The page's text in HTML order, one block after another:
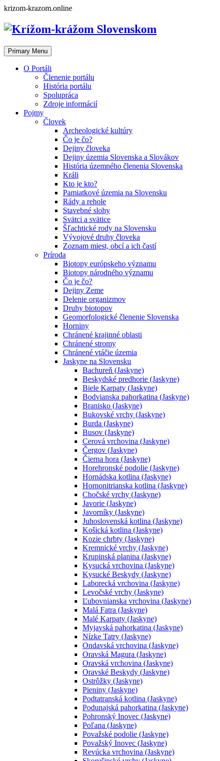
Skip
content
krizom-krazom.online
Primary Menu
O Portáli
Členenie portálu
História portálu
Spolupráca
Zdroje informácií
Pojmy
Človek
Archeologické kultúry
Čo je čo?
Dejiny človeka
Dejiny územia Slovenska a Slovákov
História územného členenia Slovenska
Králi
Kto je kto?
Pamiatkové územia na Slovensku
Rády a rehole
Stavebné slohy
Svätci a svätice
Šľachtické rody na Slovensku
Vývojové druhy človeka
Zoznam miest, obcí a ich častí
Príroda
Biotopy európskeho významu
Biotopy národného významu
Čo je čo?
Dejiny Zeme
Delenie organizmov
Druhy biotopov
Geomorfologické členenie Slovenska
Horniny
Chránené krajinné oblasti
Chránené stromy
Chránené vtáčie územia
Jaskyne na Slovensku
Bachureň (Jaskyne)
Beskydské predhorie (Jaskyne)
Biele Karpaty (Jaskyne)
Bodvianska pahorkatina (Jaskyne)
Branisko (Jaskyne)
Bukovské vrchy (Jaskyne)
Burda (Jaskyne)
Busov (Jaskyne)
Cerová vrchovina (Jaskyne)
Čergov (Jaskyne)
Čierna hora (Jaskyne)
Horehronské podolie (Jaskyne)
Hornádska kotlina (Jaskyne)
Hornonitrianska kotlina (Jaskyne)
Chočské vrchy (Jaskyne)
Javorie (Jaskyne)
Javorníky (Jaskyne)
Juhoslovenská kotlina (Jaskyne)
Košická kotlina (Jaskyne)
Kozie chrbty (Jaskyne)
Kremnické vrchy (Jaskyne)
Krupinská planina (Jaskyne)
Kysucká vrchovina (Jaskyne)
Kysucké Beskydy (Jaskyne)
Laborecká vrchovina (Jaskyne)
Levočské vrchy (Jaskyne)
Ľubovnianska vrchovina (Jaskyne)
Malá Fatra (Jaskyne)
Malé Karpaty (Jaskyne)
Myjavská pahorkatina (Jaskyne)
Nízke Tatry (Jaskyne)
Ondavská vrchovina (Jaskyne)
Oravská Magura (Jaskyne)
Oravská vrchovina (Jaskyne)
Oravské Beskydy (Jaskyne)
Ostrôžky (Jaskyne)
Pieniny (Jaskyne)
Podtatranská kotlina (Jaskyne)
Podunajská pahorkatina (Jaskyne)
Pohronský Inovec (Jaskyne)
Poľana (Jaskyne)
Považské podolie (Jaskyne)
Považský Inovec (Jaskyne)
Revúcka vrchovina (Jaskyne)